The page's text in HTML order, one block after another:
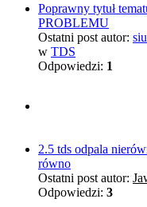
Poprawny tytuł
PROBLEMU
Ostatni post autor:
w TDS
Odpowiedzi: 1
2.5 tds odpala
równo
Ostatni post autor:
Odpowiedzi: 3